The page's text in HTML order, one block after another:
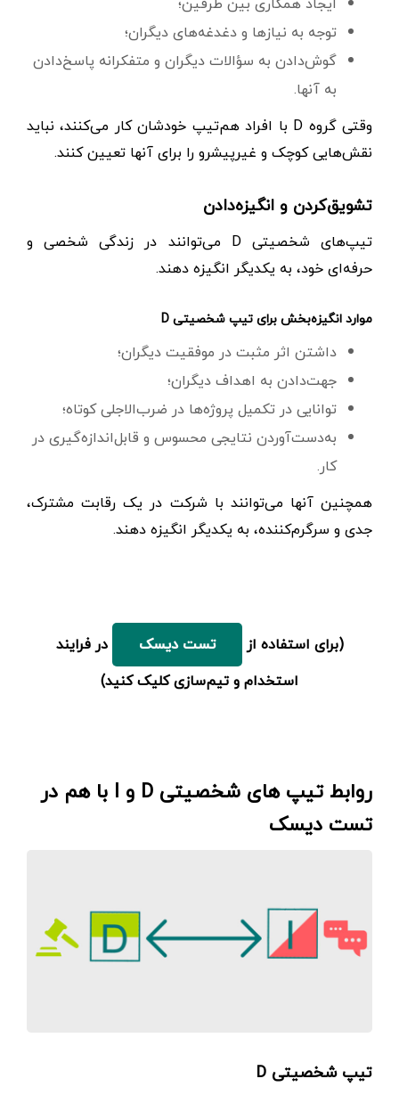
توجه به نیازها و دغدغه‌های دیگران؛
گوش‌دادن به سؤالات دیگران و متفکرانه پاسخ‌دادن
به آنها.
وقتی گروه D با افراد هم‌تیپ خودشان کار می‌کنند، نباید
نقش‌هایی کوچک و غیرپیشرو را برای آنها تعیین کنند.
تشویق‌کردن و انگیزه‌دادن
تیپ‌های شخصیتی D می‌توانند در زندگی شخصی و
حرفه‌ای خود، به یکدیگر انگیزه دهند.
موارد انگیزه‌بخش برای تیپ شخصیتی D
داشتن اثر مثبت در موفقیت دیگران؛
جهت‌دادن به اهداف دیگران؛
توانایی در تکمیل پروژه‌ها در ضرب‌الاجلی کوتاه؛
به‌دست‌آوردن نتایجی محسوس و قابل‌اندازه‌گیری در
کار.
همچنین آنها می‌توانند با شرکت در یک رقابت مشترک،
جدی و سرگرم‌کننده، به یکدیگر انگیزه دهند.
(برای استفاده از تست دیسک
در فرایند
استخدام و تیم‌سازی کلیک کنید)
روابط تیپ های شخصیتی D و I با هم در
تست دیسک
تیپ شخصیتی D